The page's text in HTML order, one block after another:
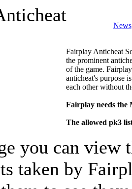
News
Fairplay Anticheat
the prominent
of the game.
anticheat's purpose
each other without
Fairplay needs
The allowed pk3
you can view
taken by